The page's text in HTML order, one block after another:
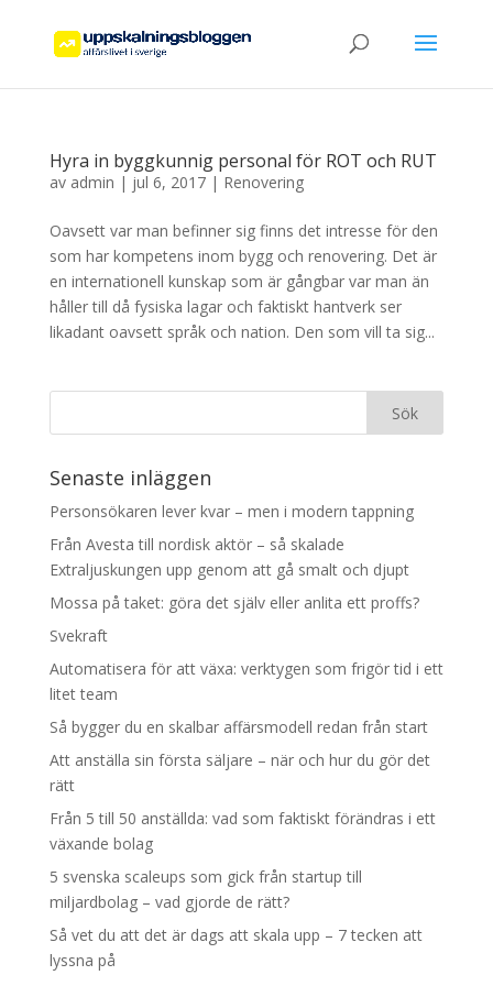
Hyra in byggkunnig personal för ROT och RUT
av admin | jul 6, 2017| Renovering
Oavsett var man befinner sig finns det intresse för den
som har kompetens inom bygg och renovering. Det är
en internationell kunskap som är gångbar var man än
håller till då fysiska lagar och faktiskt hantverk ser
likadant oavsett språk och nation. Den som vill ta sig...
Senaste inläggen
Personsökaren lever kvar – men i modern tappning
Från Avesta till nordisk aktör – så skalade
Extraljuskungen upp genom att gå smalt och djupt
Mossa på taket: göra det själv eller anlita ett proffs?
Svekraft
Automatisera för att växa: verktygen som frigör tid i ett
litet team
Så bygger du en skalbar affärsmodell redan från start
Att anställa sin första säljare – när och hur du gör det
rätt
Från 5 till 50 anställda: vad som faktiskt förändras i ett
växande bolag
5 svenska scaleups som gick från startup till
miljardbolag – vad gjorde de rätt?
Så vet du att det är dags att skala upp – 7 tecken att
lyssna på